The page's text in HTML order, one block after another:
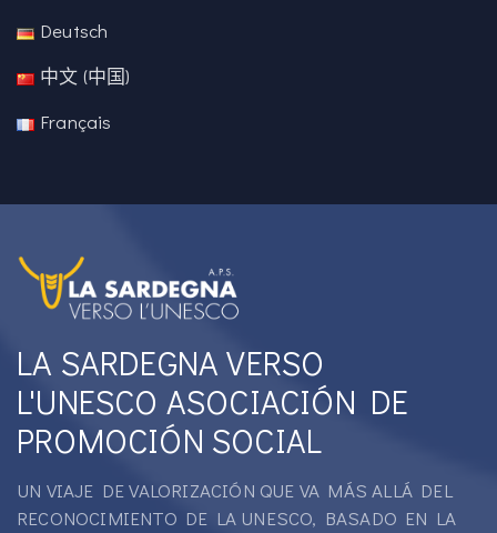
Deutsch
中文 (中国)
Français
LA SARDEGNA VERSO
L'UNESCO ASOCIACIÓN DE
PROMOCIÓN SOCIAL
UN VIAJE DE VALORIZACIÓN QUE VA MÁS ALLÁ DEL
RECONOCIMIENTO DE LA UNESCO, BASADO EN LA